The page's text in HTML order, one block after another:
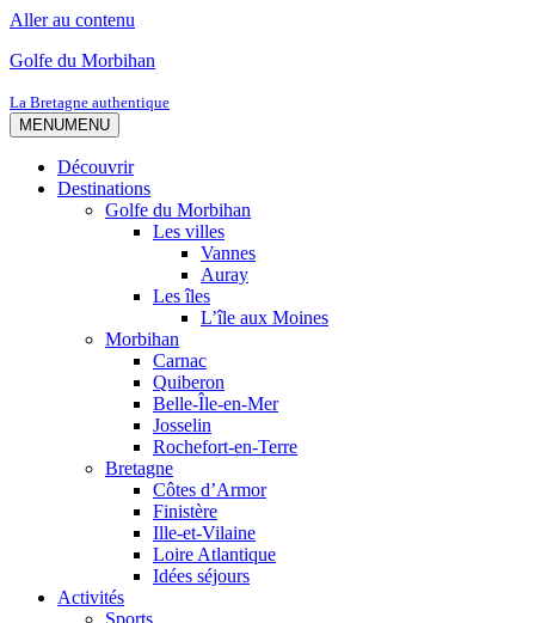
Aller au contenu
Golfe du Morbihan
La Bretagne authentique
MENUMENU
Découvrir
Destinations
Golfe du Morbihan
Les villes
Vannes
Auray
Les îles
L’île aux Moines
Morbihan
Carnac
Quiberon
Belle-Île-en-Mer
Josselin
Rochefort-en-Terre
Bretagne
Côtes d’Armor
Finistère
Ille-et-Vilaine
Loire Atlantique
Idées séjours
Activités
Sports